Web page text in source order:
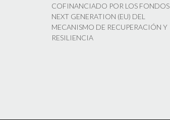
COFINANCIADO POR LOS FONDOS
NEXT GENERATION (EU) DEL
MECANISMO DE RECUPERACIÓN Y
RESILIENCIA